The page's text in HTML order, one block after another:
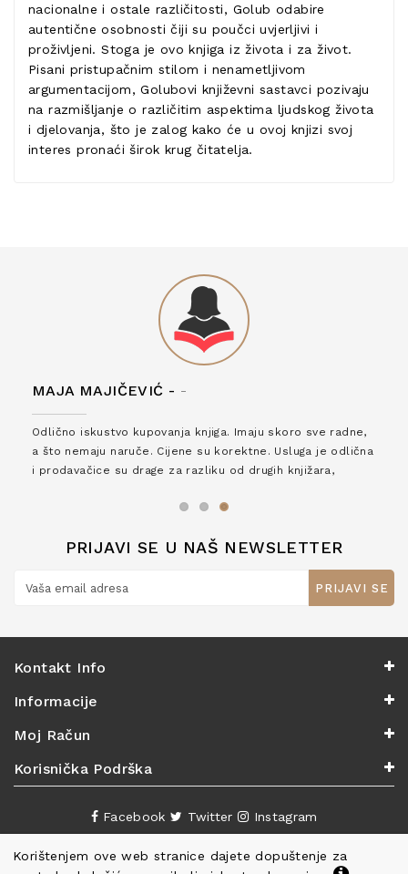
nacionalne i ostale različitosti, Golub odabire
autentične osobnosti čiji su poučci uvjerljivi i
proživljeni. Stoga je ovo knjiga iz života i za život.
Pisani pristupačnim stilom i nenametljivom
argumentacijom, Golubovi književni sastavci pozivaju
na razmišljanje o različitim aspektima ljudskog života
i djelovanja, što je zalog kako će u ovoj knjizi svoj
interes pronaći širok krug čitatelja.
Korištenjem ove web stranice dajete dopuštenje za
MAJA MAJIČEVIĆ - -
Odlično iskustvo kupovanja knjiga. Imaju skoro sve radne,
a što nemaju naruče. Cijene su korektne. Usluga je odlična
i prodavačice su drage za razliku od drugih knjižara,
PRIJAVI SE U NAŠ NEWSLETTER
PRIJAVI SE
Kontakt Info
Informacije
Moj Račun
Korisnička Podrška
Facebook Twitter Instagram